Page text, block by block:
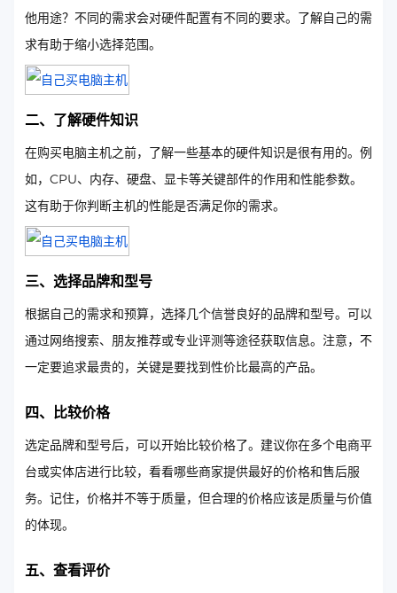
他用途？不同的需求会对硬件配置有不同的要求。了解自己的需
求有助于缩小选择范围。
二、了解硬件知识
在购买电脑主机之前，了解一些基本的硬件知识是很有用的。例
如，CPU、内存、硬盘、显卡等关键部件的作用和性能参数。
这有助于你判断主机的性能是否满足你的需求。
三、选择品牌和型号
根据自己的需求和预算，选择几个信誉良好的品牌和型号。可以
通过网络搜索、朋友推荐或专业评测等途径获取信息。注意，不
一定要追求最贵的，关键是要找到性价比最高的产品。
四、比较价格
选定品牌和型号后，可以开始比较价格了。建议你在多个电商平
台或实体店进行比较，看看哪些商家提供最好的价格和售后服
务。记住，价格并不等于质量，但合理的价格应该是质量与价值
的体现。
五、查看评价